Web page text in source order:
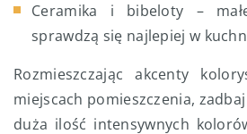
Ceramika i bibeloty –
sprawdzą się najlepiej w
Rozmieszczając akcenty
miejscach pomieszczenia,
duża ilość intensywnych